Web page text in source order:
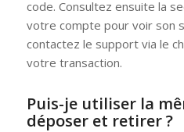
code. Consultez ensuite la
votre compte pour voir son
contactez le support via le
votre transaction.
Puis-je utiliser la
déposer et retirer ?